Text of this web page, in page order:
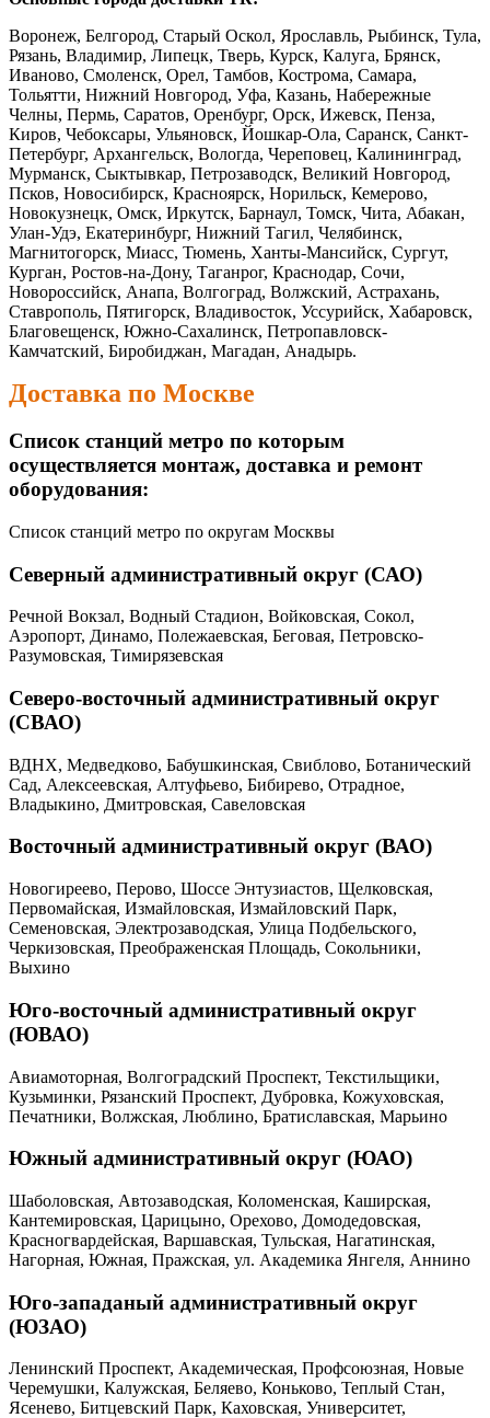
Воронеж, Белгород, Старый Оскол, Ярославль, Рыбинск, Тула,
Рязань, Владимир, Липецк, Тверь, Курск, Калуга, Брянск,
Иваново, Смоленск, Орел, Тамбов, Кострома, Самара,
Тольятти, Нижний Новгород, Уфа, Казань, Набережные
Челны, Пермь, Саратов, Оренбург, Орск, Ижевск, Пенза,
Киров, Чебоксары, Ульяновск, Йошкар-Ола, Саранск, Санкт-
Петербург, Архангельск, Вологда, Череповец, Калининград,
Мурманск, Сыктывкар, Петрозаводск, Великий Новгород,
Псков, Новосибирск, Красноярск, Норильск, Кемерово,
Новокузнецк, Омск, Иркутск, Барнаул, Томск, Чита, Абакан,
Улан-Удэ, Екатеринбург, Нижний Тагил, Челябинск,
Магнитогорск, Миасс, Тюмень, Ханты-Мансийск, Сургут,
Курган, Ростов-на-Дону, Таганрог, Краснодар, Сочи,
Новороссийск, Анапа, Волгоград, Волжский, Астрахань,
Ставрополь, Пятигорск, Владивосток, Уссурийск, Хабаровск,
Благовещенск, Южно-Сахалинск, Петропавловск-
Камчатский, Биробиджан, Магадан, Анадырь.
Доставка по Москве
Список станций метро по которым
осуществляется монтаж, доставка и ремонт
оборудования:
Список станций метро по округам Москвы
Северный административный округ (САО)
Речной Вокзал, Водный Стадион, Войковская, Сокол,
Аэропорт, Динамо, Полежаевская, Беговая, Петровско-
Разумовская, Тимирязевская
Северо-восточный административный округ
(СВАО)
ВДНХ, Медведково, Бабушкинская, Свиблово, Ботанический
Сад, Алексеевская, Алтуфьево, Бибирево, Отрадное,
Владыкино, Дмитровская, Савеловская
Восточный административный округ (ВАО)
Новогиреево, Перово, Шоссе Энтузиастов, Щелковская,
Первомайская, Измайловская, Измайловский Парк,
Семеновская, Электрозаводская, Улица Подбельского,
Черкизовская, Преображенская Площадь, Сокольники,
Выхино
Юго-восточный административный округ
(ЮВАО)
Авиамоторная, Волгоградский Проспект, Текстильщики,
Кузьминки, Рязанский Проспект, Дубровка, Кожуховская,
Печатники, Волжская, Люблино, Братиславская, Марьино
Южный административный округ (ЮАО)
Шаболовская, Автозаводская, Коломенская, Каширская,
Кантемировская, Царицыно, Орехово, Домодедовская,
Красногвардейская, Варшавская, Тульская, Нагатинская,
Нагорная, Южная, Пражская, ул. Академика Янгеля, Аннино
Юго-западаный административный округ
(ЮЗАО)
Ленинский Проспект, Академическая, Профсоюзная, Новые
Черемушки, Калужская, Беляево, Коньково, Теплый Стан,
Ясенево, Битцевский Парк, Каховская, Университет,